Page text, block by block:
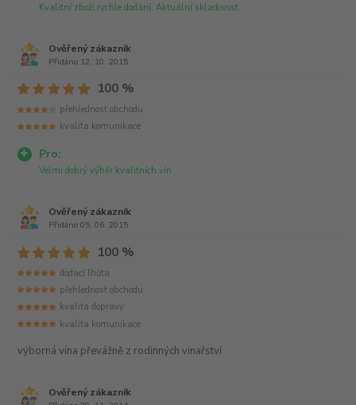
Kvalitní zboží,rychle dodání. Aktuální skladovost.
Ověřený zákazník
Přidáno 12. 10. 2015
Pro:
Velmi dobrý výběr kvalitních vín
100 %
přehlednost obchodu
kvalita komunikace
Ověřený zákazník
Přidáno 05. 06. 2015
výborná vína převážně z rodinných vinařství
100 %
dodací lhůta
přehlednost obchodu
kvalita dopravy
kvalita komunikace
Ověřený zákazník